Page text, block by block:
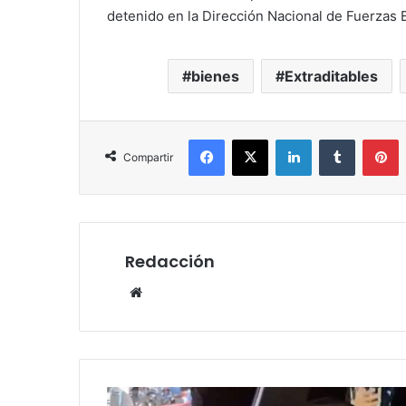
detenido en la Dirección Nacional de Fuerzas
bienes Extraditables
Compartir
Facebook
X LinkedInTumblr
Redacción
Exministro